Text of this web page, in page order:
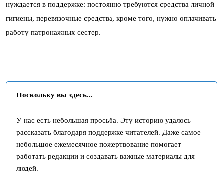
нуждается в поддержке: постоянно требуются средства личной
гигиены, перевязочные средства, кроме того, нужно оплачивать
работу патронажных сестер.
Поскольку вы здесь...
У нас есть небольшая просьба. Эту историю удалось
рассказать благодаря поддержке читателей. Даже самое
небольшое ежемесячное пожертвование помогает
работать редакции и создавать важные материалы для
людей.